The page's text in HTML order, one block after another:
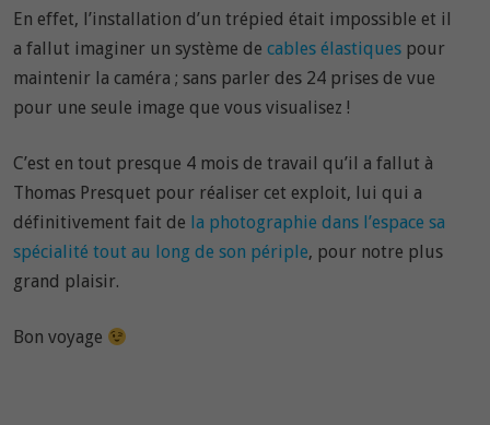
En effet, l’installation d’un trépied était impossible et il
a fallut imaginer un système decables élastiques pour
maintenir la caméra ; sans parler des 24 prises de vue
pour une seule image que vous visualisez !
C’est en tout presque 4 mois de travail qu’il a fallut à
Thomas Presquet pour réaliser cet exploit, lui qui a
définitivement fait de la photographie dans l’espace sa
spécialité tout au long de son périple, pour notre plus
grand plaisir.
Bon voyage